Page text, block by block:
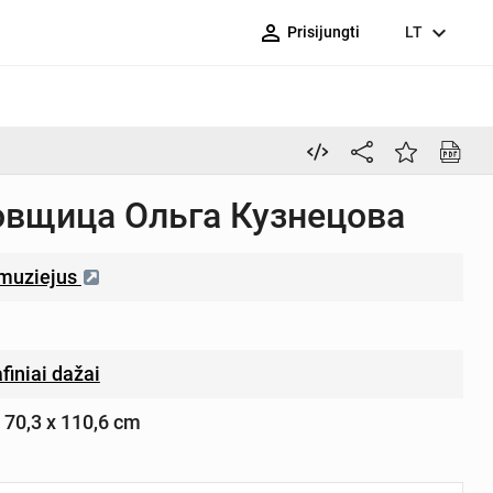
person_outline Prisijungti LT expand_more
Ольга Кузнецова
dažai
x 110,6 cm